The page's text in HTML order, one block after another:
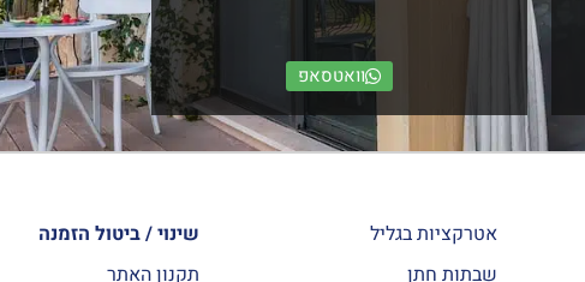
וואטסאפ
אטרקציות בגליל
שבתות חתן
שינוי / ביטול הזמנה
תקנון האתר